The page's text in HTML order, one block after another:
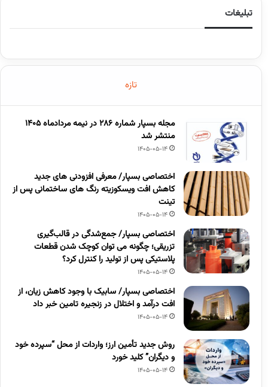
تبلیغات
تازه
مجله بسپار شماره 286 در نیمه مردادماه 1405
منتشر شد
1405-05-14
اختصاصی بسپار/ معرفی افزودنی های جدید
کاهش افت ویسکوزیته رنگ های ساختمانی پس از
تینت
1405-05-14
اختصاصی بسپار/ جمع‌شدگی در قالب‌گیری
تزریقی؛ چگونه می توان کوچک شدن قطعات
پلاستیکی پس از تولید را کنترل کرد؟
1405-05-14
اختصاصی بسپار/ سابیک با وجود کاهش زیان، از
افت درآمد و اختلال در زنجیره تامین خبر داد
1405-05-14
روش جدید تأمین ارز؛ واردات از محل “سپرده خود
و دیگران” کلید خورد
1405-05-14